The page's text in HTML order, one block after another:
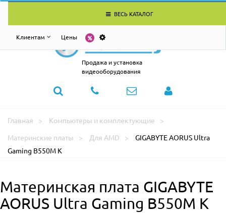
ВЕСЬ КАТАЛОГ
Клиентам Цены
Продажа и установка
видеооборудования
Главная
Компьютеры и комплектующие
Материнские платы
Для AMD
GIGABYTE AORUS Ultra
Gaming B550M K
Материнская плата GIGABYTE
AORUS Ultra Gaming B550M K